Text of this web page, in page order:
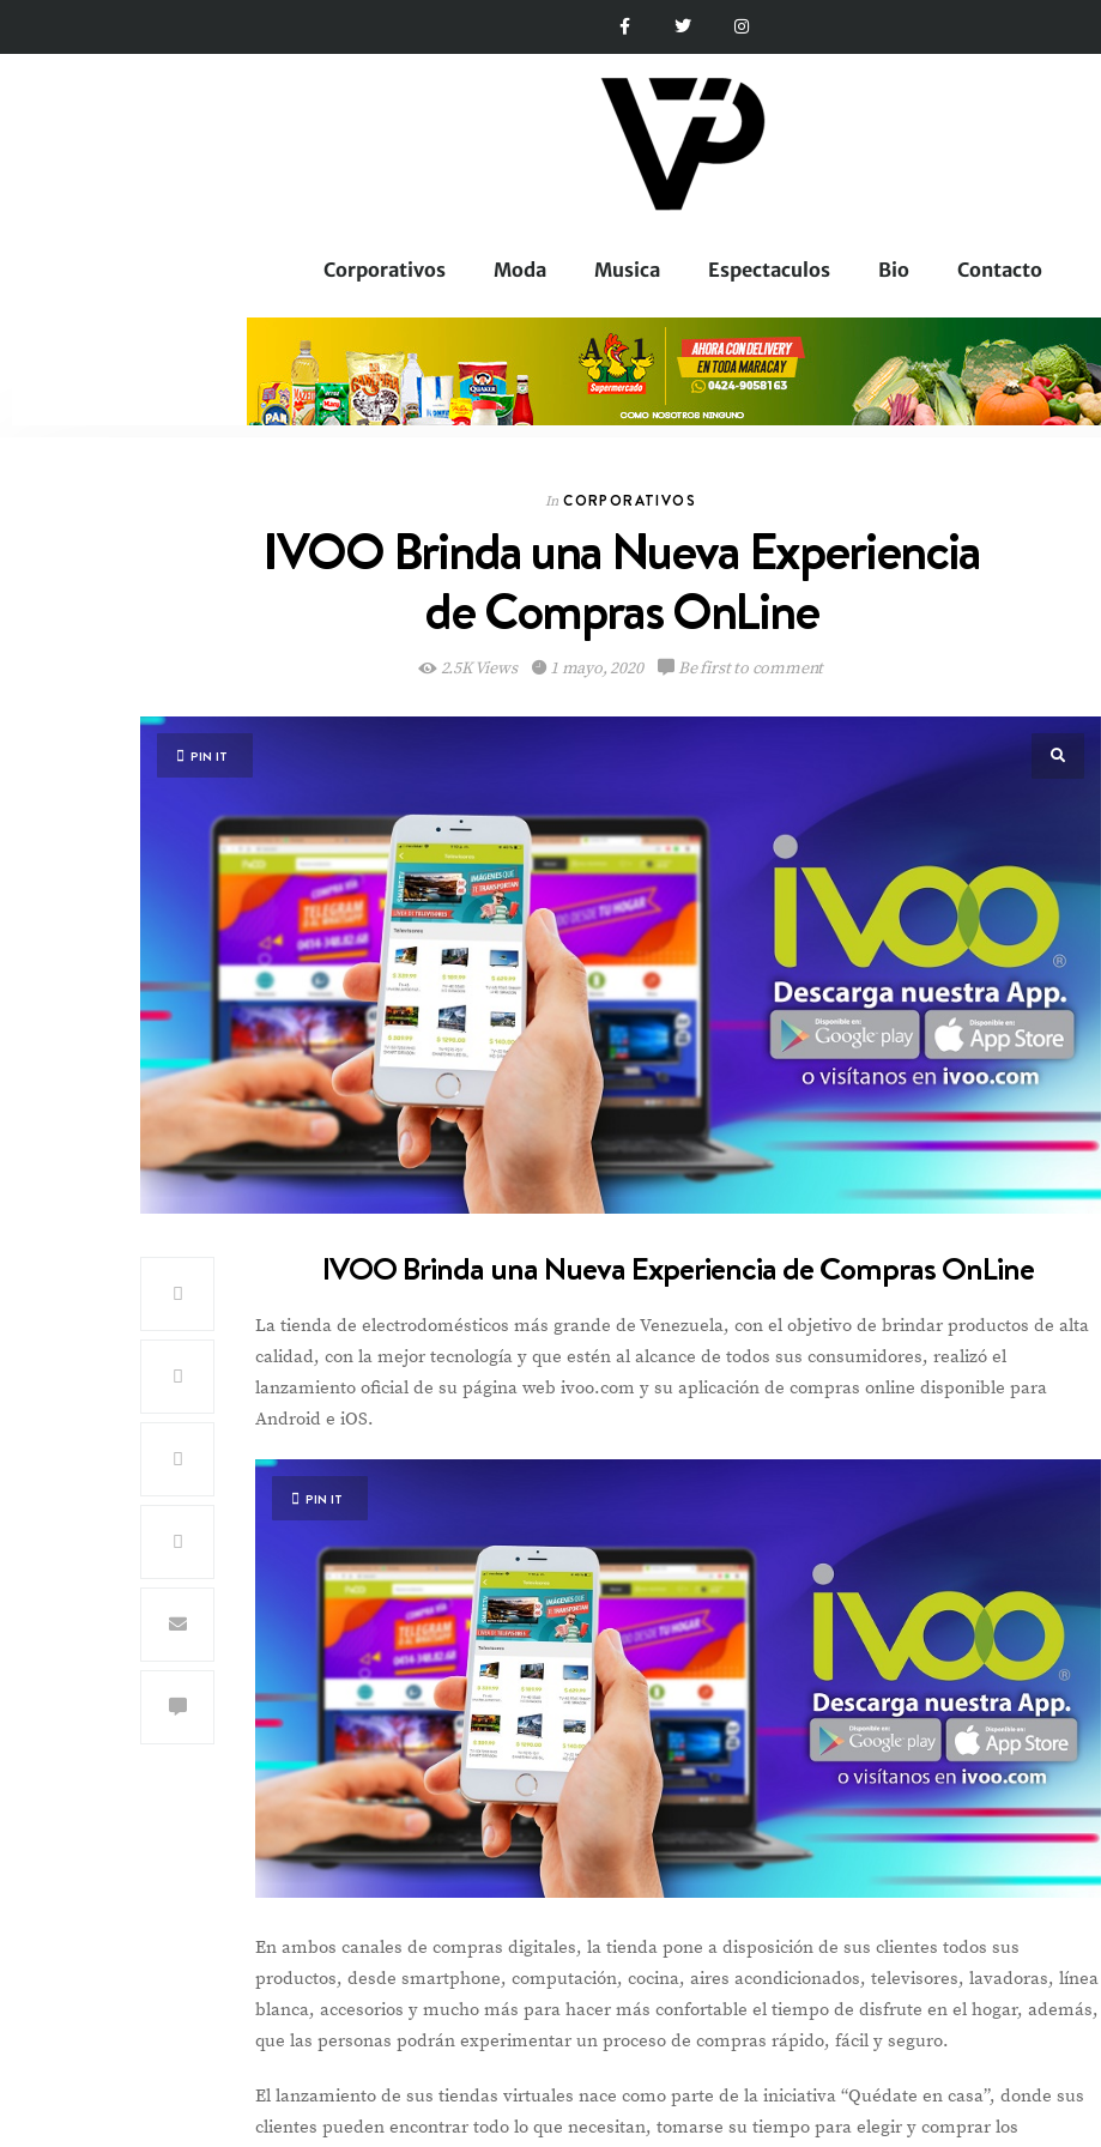
Corporativos Moda Musica Espectaculos Bio Contacto
In CORPORATIVOS
IVOO Brinda una Nueva Experiencia
de Compras OnLine
2.5K Views 1 mayo, 2020 Be first to comment
PIN IT
IVOO Brinda una Nueva Experiencia de Compras OnLine
La tienda de electrodomésticos más grande de Venezuela, con el objetivo de brindar productos de alta
calidad, con la mejor tecnología y que estén al alcance de todos sus consumidores, realizó el
lanzamiento oficial de su página web ivoo.com y su aplicación de compras online disponible para
Android e iOS.
PIN IT
En ambos canales de compras digitales, la tienda pone a disposición de sus clientes todos sus
productos, desde smartphone, computación, cocina, aires acondicionados, televisores, lavadoras, línea
blanca, accesorios y mucho más para hacer más confortable el tiempo de disfrute en el hogar, además,
que las personas podrán experimentar un proceso de compras rápido, fácil y seguro.
El lanzamiento de sus tiendas virtuales nace como parte de la iniciativa “Quédate en casa”, donde sus
clientes pueden encontrar todo lo que necesitan, tomarse su tiempo para elegir y comprar los
ESPECTACULOS
fuerte en el Reina
VIEW POST